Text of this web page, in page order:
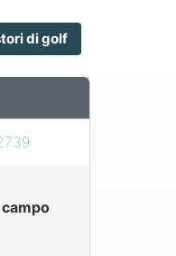
di golf